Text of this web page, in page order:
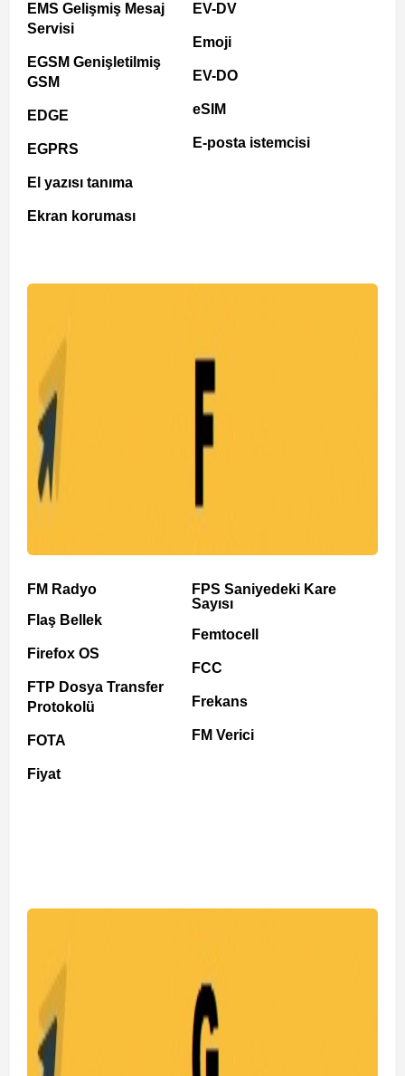
EMS Gelişmiş Mesaj
Servisi
EGSM Genişletilmiş
GSM
EDGE
EGPRS
El yazısı tanıma
Ekran koruması
EV-DV
Emoji
EV-DO
eSIM
E-posta istemcisi
FM Radyo
Flaş Bellek
Firefox OS
FTP Dosya Transfer
Protokolü
FOTA
Fiyat
FPS Saniyedeki Kare
Sayısı
Femtocell
FCC
Frekans
FM Verici